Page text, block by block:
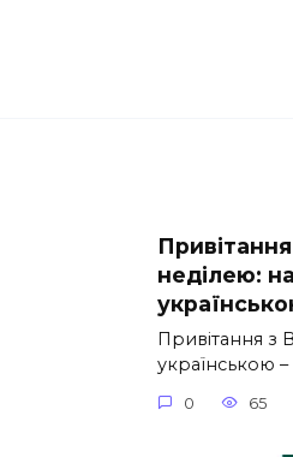
неділею:
Привітання з
українською –
0 65